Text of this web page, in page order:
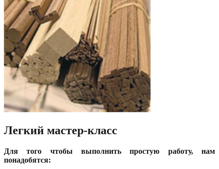
Легкий мастер-класс
Для того чтобы выполнить простую работу, нам
понадобятся: